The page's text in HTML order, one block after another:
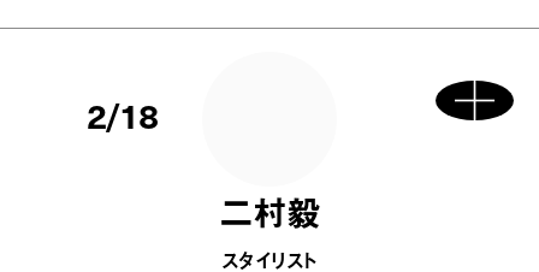
2/18
二村毅
スタイリスト